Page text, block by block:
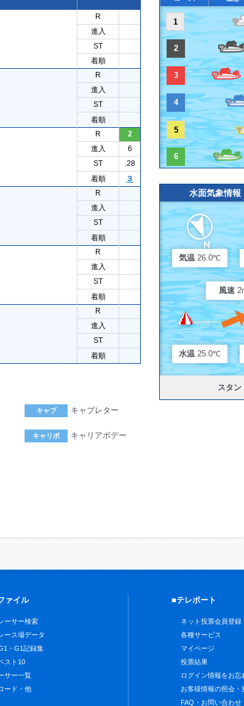
R
進入
ST
着順
R
進入
ST
着順
R
2
進入
6
ST
.28
着順
３
R
進入
ST
着順
R
進入
ST
着順
R
進入
ST
着順
キャブ キャブレター
キャリボ キャリアボデー
1
2
3
4
5
6
水面気象情
気温 26.0℃
風速
水温 25.0℃
スタン
ァイル
ーサー検索
ース場データ
・G1記録集
スト10
サー一覧
ード・他
■テレボート
ネット投票会員登録
各種サービス
マイページ
投票結果
ログイン情報をお忘
お客様情報の照会・
FAQ・お問い合わせ